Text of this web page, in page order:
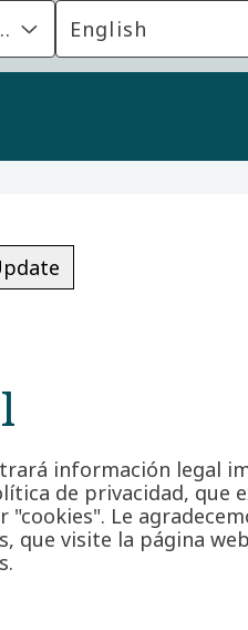
English
información legal
de privacidad, que
Le
que visite la página